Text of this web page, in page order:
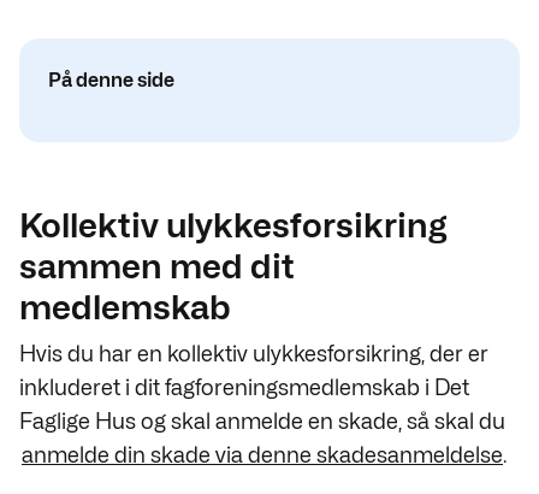
På denne side
Kollektiv ulykkesforsikring
sammen med dit
medlemskab
Hvis du har en kollektiv ulykkesforsikring, der er
inkluderet i dit fagforeningsmedlemskab i Det
Faglige Hus og skal anmelde en skade, så skal du
anmelde din skade via denne skadesanmeldelse.